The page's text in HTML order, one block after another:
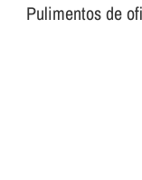
Pulimentos de